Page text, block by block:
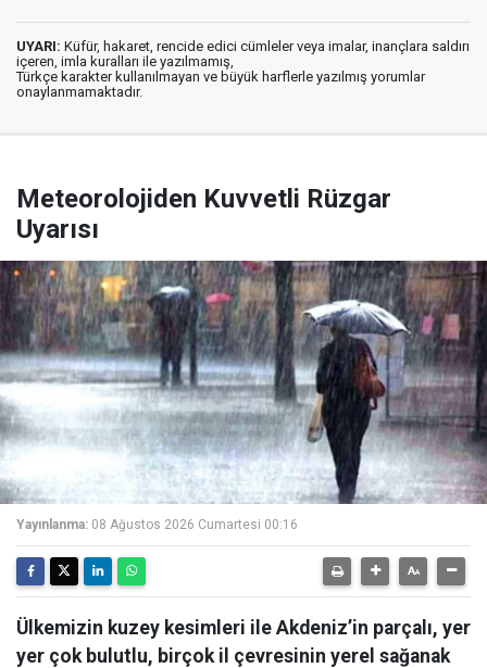
UYARI: Küfür, hakaret, rencide edici cümleler veya imalar, inançlara saldırı
içeren, imla kuralları ile yazılmamış,
Türkçe karakter kullanılmayan ve büyük harflerle yazılmış yorumlar
onaylanmamaktadır.
Meteorolojiden Kuvvetli Rüzgar
Uyarısı
Yayınlanma: 08 Ağustos 2026 Cumartesi 00:16
Ülkemizin kuzey kesimleri ile Akdeniz’in parçalı, yer
yer çok bulutlu, birçok il çevresinin yerel sağanak